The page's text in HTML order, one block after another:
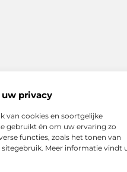
privacy
van cookies en soortgelijke
gebruikt én om uw ervaring zo
functies, zoals het tonen van
Meer informatie vindt